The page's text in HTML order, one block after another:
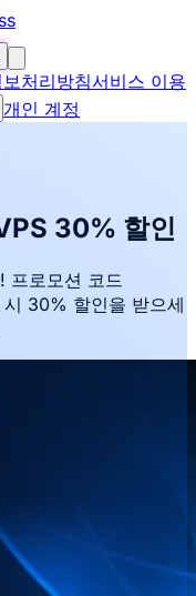
처리방침서비스 이용
개인 계정
30% 할인
프로모션 코드
30% 할인을 받으세